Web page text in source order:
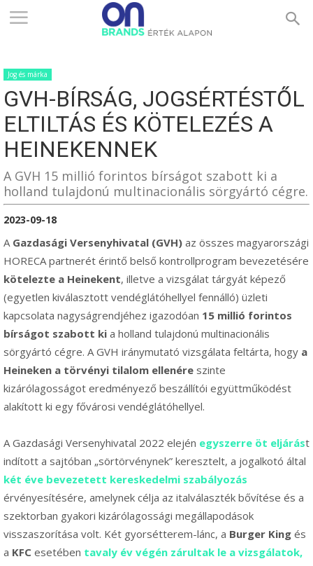
ONBRANDS
–
ÉRTÉK
ALAPON
Jog és márka
GVH-BÍRSÁG, JOGSÉRTÉSTŐL
ELTILTÁS ÉS KÖTELEZÉS A
HEINEKENNEK
A GVH 15 millió forintos bírságot szabott ki a
holland tulajdonú multinacionális sörgyártó cégre.
2023-09-18
A Gazdasági Versenyhivatal (GVH) az összes magyarországi
HORECA partnerét érintő belső kontrollprogram bevezetésére
kötelezte a Heinekent, illetve a vizsgálat tárgyát képező
(egyetlen kiválasztott vendéglátóhellyel fennálló) üzleti
kapcsolata nagyságrendjéhez igazodóan 15 millió forintos
bírságot szabott ki a holland tulajdonú multinacionális
sörgyártó cégre. A GVH iránymutató vizsgálata feltárta, hogy a
Heineken a törvényi tilalom ellenére szinte
kizárólagosságot eredményező beszállítói együttműködést
alakított ki egy fővárosi vendéglátóhellyel.
A Gazdasági Versenyhivatal 2022 elején egyszerre öt eljárást
indított a sajtóban „sörtörvénynek” keresztelt, a jogalkotó által
két éve bevezetett kereskedelmi szabályozás
érvényesítésére, amelynek célja az italválaszték bővítése és a
szektorban gyakori kizárólagossági megállapodások
visszaszorítása volt. Két gyorsétterem-lánc, a Burger King és
a KFC esetében tavaly év végén zárultak le a vizsgálatok,